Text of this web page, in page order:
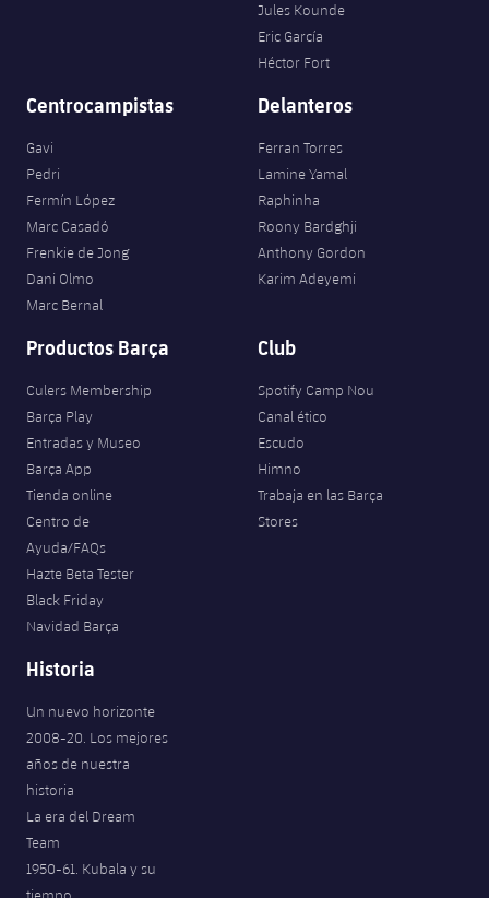
Jules Kounde
Eric García
Héctor Fort
Centrocampistas
Gavi
Pedri
Fermín López
Marc Casadó
Frenkie de Jong
Dani Olmo
Marc Bernal
Delanteros
Ferran Torres
Lamine Yamal
Raphinha
Roony Bardghji
Anthony Gordon
Karim Adeyemi
Productos Barça
Culers Membership
Barça Play
Entradas y Museo
Barça App
Tienda online
Centro de
Ayuda/FAQs
Hazte Beta Tester
Black Friday
Navidad Barça
Club
Spotify Camp Nou
Canal ético
Escudo
Himno
Trabaja en las Barça
Stores
Historia
Un nuevo horizonte
2008-20. Los mejores
años de nuestra
historia
La era del Dream
Team
1950-61. Kubala y su